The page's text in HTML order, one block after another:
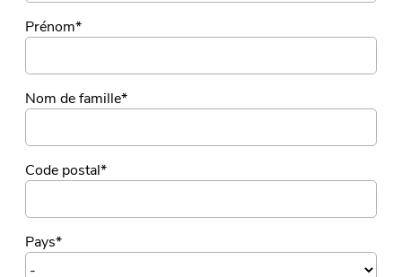
Prénom*
Nom de famille*
Code postal*
Pays*